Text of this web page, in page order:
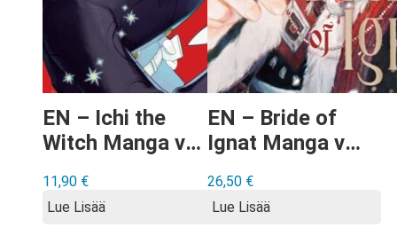
EN – Ichi the
Witch Manga vol
11,90 €
Lue Lisää
EN – Bride of
Ignat Manga vol
26,50 €
Lue Lisää